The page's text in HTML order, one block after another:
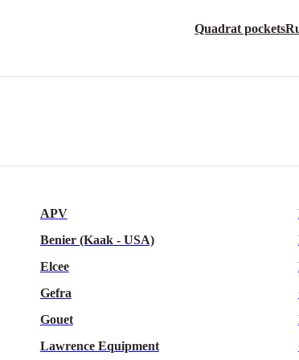
Quadrat pockets
APV
Benier (Kaak - USA)
Elcee
Gefra
Gouet
Lawrence Equipment